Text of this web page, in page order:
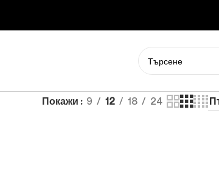
Покажи 9 12 18 24